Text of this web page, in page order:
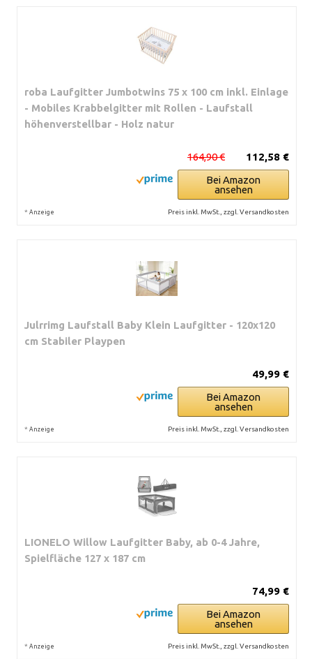
roba Laufgitter Jumbotwins 75 x 100 cm inkl. Einlage
- Mobiles Krabbelgitter mit Rollen - Laufstall
höhenverstellbar - Holz natur
112,58 €
164,90 €
Bei Amazon
ansehen
* Anzeige Preis inkl. MwSt., zzgl. Versandkosten
Julrrimg Laufstall Baby Klein Laufgitter - 120x120
cm Stabiler Playpen
49,99 €
Bei Amazon
ansehen
* Anzeige Preis inkl. MwSt., zzgl. Versandkosten
LIONELO Willow Laufgitter Baby, ab 0-4 Jahre,
Spielfläche 127 x 187 cm
74,99 €
Bei Amazon
ansehen
* Anzeige Preis inkl. MwSt., zzgl. Versandkosten